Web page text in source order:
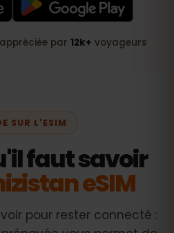
SUR L'ESIM
faut savoir
eSIM
pour rester connecté :